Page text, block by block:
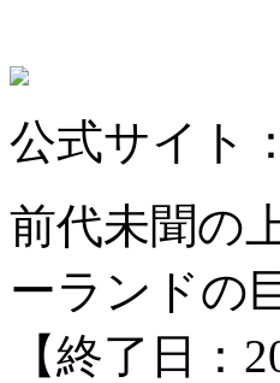
公式サイト：
前代未聞の
ーランドの
【終了日：